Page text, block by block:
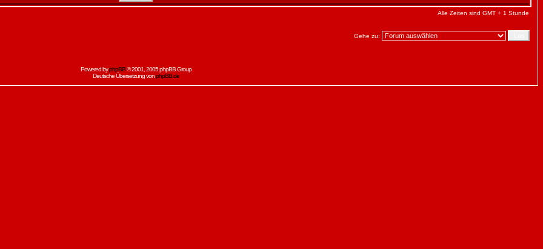
Alle Zeiten sind GMT + 1 Stunde
Gehe zu:
Powered byphpBB© 2001, 2005 phpBB Group
Deutsche Übersetzung vonphpBB.de